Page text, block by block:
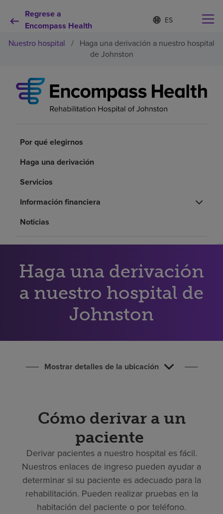
Regrese a
Encompass Health
Lista
de
contraída
d
o
e
c
Por qué debe elegirnos
Servicios de rehabilitación
Pacientes y cuidadores
Acerca de nosotros
Inversores
Nuestro hospital / Haga una derivación a nuestro hospital
de Johnston
Por qué elegirnos
Haga una derivación
Servicios
Información financiera
Noticias
Haga una derivación
a nuestro hospital de
Johnston
Mostrar detalles de la ubicación
Cómo derivar a un
paciente
Derivar pacientes a nuestro hospital es fácil.
Nuestros enlaces de ingreso pueden ayudar a
determinar si su paciente es adecuado para la
rehabilitación. Pueden realizar pruebas en la
habitación del paciente o por teléfono.